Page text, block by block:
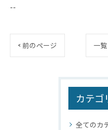
--
< 前のページ 一
カテゴ
全てのカ